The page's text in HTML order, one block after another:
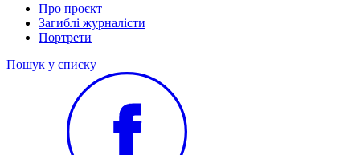
Про проєкт
Загиблі журналісти
Портрети
Пошук у списку